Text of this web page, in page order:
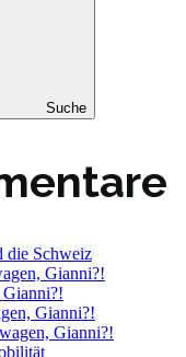
Suche
die Schweiz
Gianni?!
Gianni?!
Gianni?!
Gianni?!